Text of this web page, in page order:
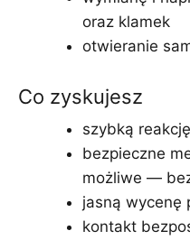
oraz klamek
otwieranie
Co zyskujesz
szybką
bezpieczne
możliwe —
jasną wycenę
kontakt